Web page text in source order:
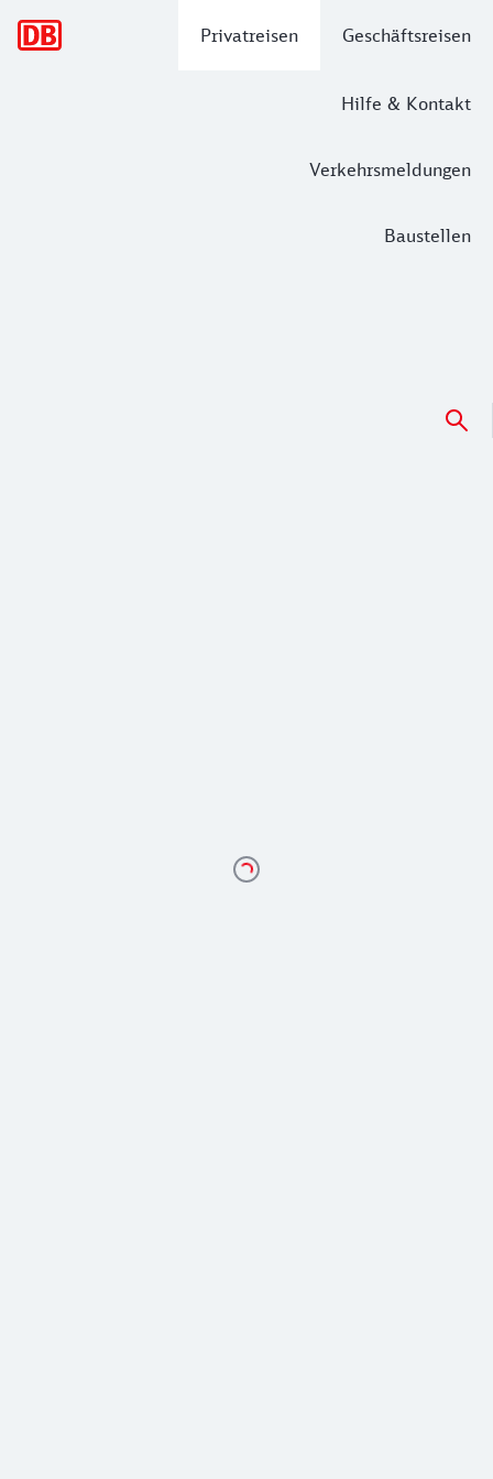
Privatreisen Geschäftsreisen
Hilfe & Kontakt
Verkehrsmeldungen
Baustellen